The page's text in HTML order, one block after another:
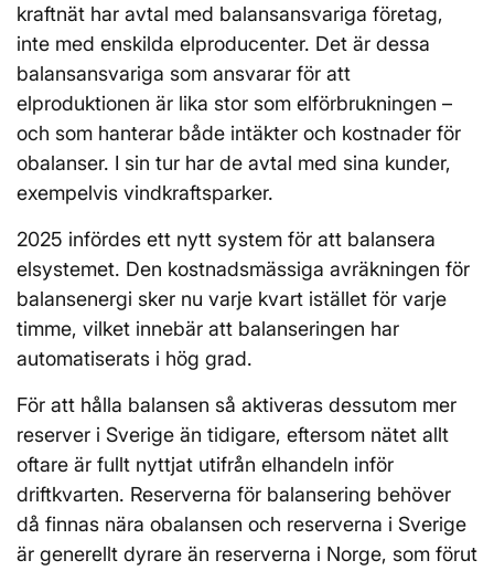
kraftnät har avtal med balansansvariga företag,
inte med enskilda elproducenter. Det är dessa
balansansvariga som ansvarar för att
elproduktionen är lika stor som elförbrukningen –
och som hanterar både intäkter och kostnader för
obalanser. I sin tur har de avtal med sina kunder,
exempelvis vindkraftsparker.
2025 infördes ett nytt system för att balansera
elsystemet. Den kostnadsmässiga avräkningen för
balansenergi sker nu varje kvart istället för varje
timme, vilket innebär att balanseringen har
automatiserats i hög grad.
För att hålla balansen så aktiveras dessutom mer
reserver i Sverige än tidigare, eftersom nätet allt
oftare är fullt nyttjat utifrån elhandeln inför
driftkvarten. Reserverna för balansering behöver
då finnas nära obalansen och reserverna i Sverige
är generellt dyrare än reserverna i Norge, som förut